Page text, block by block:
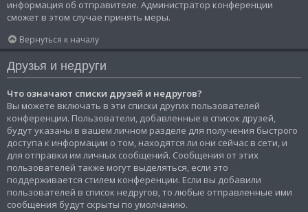
информация об отправителе. Администратор конференции
сможет в этом случае принять меры.
Вернуться к началу
Друзья и недруги
Что означают списки друзей и недругов?
Вы можете включать в эти списки других пользователей
конференции. Пользователи, добавленные в список друзей,
будут указаны в вашем личном разделе для получения быстрого
доступа к информации о том, находятся ли они сейчас в сети, и
для отправки им личных сообщений. Сообщения от этих
пользователей также могут выделяться, если это
поддерживается стилем конференции. Если вы добавили
пользователей в список недругов, то любые отправленные ими
сообщения будут скрыты по умолчанию.